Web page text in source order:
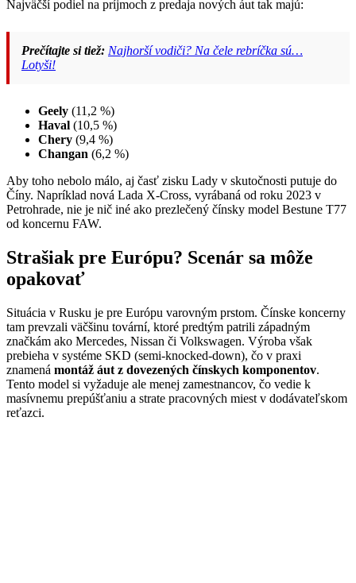
Najväčší podiel na príjmoch z predaja nových áut tak majú:
Prečítajte si tiež: Najhorší vodiči? Na čele rebríčka sú…
Lotyši!
Geely (11,2 %)
Haval (10,5 %)
Chery (9,4 %)
Changan (6,2 %)
Aby toho nebolo málo, aj časť zisku Lady v skutočnosti putuje do
Číny. Napríklad nová Lada X-Cross, vyrábaná od roku 2023 v
Petrohrade, nie je nič iné ako prezlečený čínsky model Bestune T77
od koncernu FAW.
Strašiak pre Európu? Scenár sa môže
opakovať
Situácia v Rusku je pre Európu varovným prstom. Čínske koncerny
tam prevzali väčšinu tovární, ktoré predtým patrili západným
značkám ako Mercedes, Nissan či Volkswagen. Výroba však
prebieha v systéme SKD (semi-knocked-down), čo v praxi
znamená montáž áut z dovezených čínskych komponentov.
Tento model si vyžaduje ale menej zamestnancov, čo vedie k
masívnemu prepúšťaniu a strate pracovných miest v dodávateľskom
reťazci.